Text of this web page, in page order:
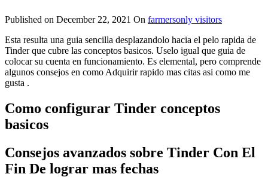
Published on December 22, 2021 On farmersonly visitors
Esta resulta una guia sencilla desplazandolo hacia el pelo rapida de
Tinder que cubre las conceptos basicos. Uselo igual que guia de
colocar su cuenta en funcionamiento. Es elemental, pero comprende
algunos consejos en como Adquirir rapido mas citas asi­ como me
gusta .
Como configurar Tinder conceptos
basicos
Consejos avanzados sobre Tinder Con El
Fin De lograr mas fechas